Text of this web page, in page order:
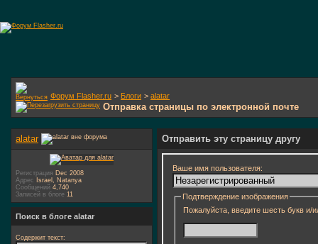
Форум Flasher.ru > Блоги > alatar
Отправка страницы по электронной почте
Отправить эту страницу другу
Ваше имя пользователя:
Подтверждение изображения
Пожалуйста, введите шесть букв и/
alatar
Регистрация Dec 2008
Адрес Israel, Natanya
Сообщений 4,740
Записей в блоге 11
Поиск в блоге alatar
Содержит текст: